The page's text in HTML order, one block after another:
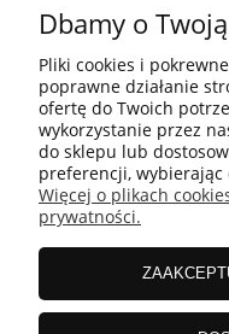
Dbamy o
Pliki cookies i
poprawne działanie
ofertę do Twoich
wykorzystanie przez
do sklepu lub
preferencji, wybierając
Więcej o plikach
prywatności.